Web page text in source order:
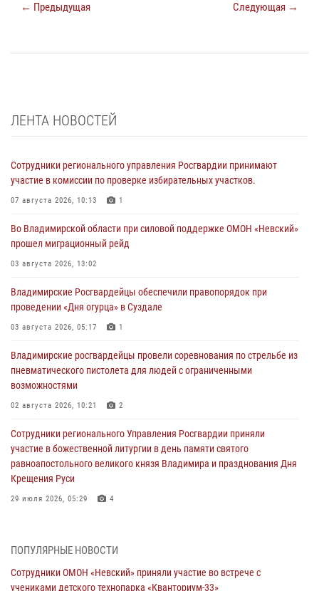
← Предыдущая Следующая →
ЛЕНТА НОВОСТЕЙ
Сотрудники регионального управления Росгвардии принимают
участие в комиссии по проверке избирательных участков.
07 августа 2026, 10:13 1
Во Владимирской области при силовой поддержке ОМОН «Невский»
прошел миграционный рейд
03 августа 2026, 13:02
Владимирские Росгвардейцы обеспечили правопорядок при
проведении «Дня огурца» в Суздале
03 августа 2026, 05:17 1
Владимирские росгвардейцы провели соревнования по стрельбе из
пневматического пистолета для людей с ограниченными
возможностями
02 августа 2026, 10:21 2
Сотрудники регионального Управления Росгвардии приняли
участие в божественной литургии в день памяти святого
равноапостольного великого князя Владимира и празднования Дня
Крещения Руси
29 июля 2026, 05:29 4
интимные услуги
28 июля 2026, 11:51
ПОПУЛЯРНЫЕ НОВОСТИ
Сотрудники ОМОН «Невский» приняли участие во встрече с
учениками детского технопарка «Кванториум-33»